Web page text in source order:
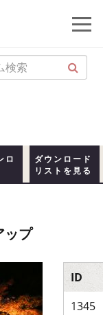
ロ
ダウンロード
リストを見る
ップ
ID
1345